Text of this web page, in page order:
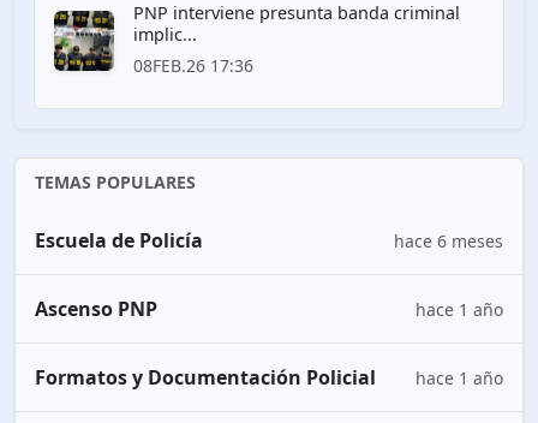
PNP interviene presunta banda criminal
implic...
08FEB.26 17:36
TEMAS POPULARES
Escuela de Policía hace 6 meses
Ascenso PNP hace 1 año
Formatos y Documentación Policial hace 1 año